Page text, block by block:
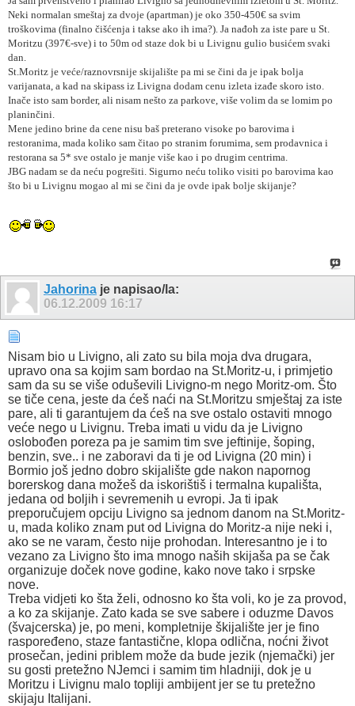
Neki normalan smeštaj za dvoje (apartman) je oko 350-450€ sa svim
troškovima (finalno čišćenja i takse ako ih ima?). Ja nađoh za iste pare u St.
Moritzu (397€-sve) i to 50m od staze dok bi u Livignu gulio busićem svaki
dan.
St.Moritz je veće/raznovrsnije skijalište pa mi se čini da je ipak bolja
varijanata, a kad na skipass iz Livigna dodam cenu izleta izađe skoro isto.
Inače isto sam border, ali nisam nešto za parkove, više volim da se lomim po
planinčini.
Mene jedino brine da cene nisu baš preterano visoke po barovima i
restoranima, mada koliko sam čitao po stranim forumima, sem prodavnica i
restorana sa 5* sve ostalo je manje više kao i po drugim centrima.
JBG nadam se da neću pogrešiti. Sigurno neću toliko visiti po barovima kao
što bi u Livignu mogao al mi se čini da je ovde ipak bolje skijanje?
Jahorina je napisao/la:
06.12.2009 16:17
Nisam bio u Livigno, ali zato su bila moja dva drugara,
upravo ona sa kojim sam bordao na St.Moritz-u, i primjetio
sam da su se više oduševili Livigno-m nego Moritz-om. Što
se tiče cena, jeste da ćeš naći na St.Moritzu smještaj za iste
pare, ali ti garantujem da ćeš na sve ostalo ostaviti mnogo
veće nego u Livignu. Treba imati u vidu da je Livigno
oslobođen poreza pa je samim tim sve jeftinije, šoping,
benzin, sve.. i ne zaboravi da ti je od Livigna (20 min) i
Bormio još jedno dobro skijalište gde nakon napornog
borerskog dana možeš da iskorištiš i termalna kupališta,
jedana od boljih i sevremenih u evropi. Ja ti ipak
preporučujem opciju Livigno sa jednom danom na St.Moritz-
u, mada koliko znam put od Livigna do Moritz-a nije neki i,
ako se ne varam, često nije prohodan. Interesantno je i to
vezano za Livigno što ima mnogo naših skijaša pa se čak
organizuje doček nove godine, kako nove tako i srpske
nove.
Treba vidjeti ko šta želi, odnosno ko šta voli, ko je za provod,
a ko za skijanje. Zato kada se sve sabere i oduzme Davos
(švajcerska) je, po meni, kompletnije škijalište jer je fino
raspoređeno, staze fantastične, klopa odlična, noćni život
prosečan, jedini priblem može da bude jezik (njemački) jer
su gosti pretežno NJemci i samim tim hladniji, dok je u
Moritzu i Livignu malo topliji ambijent jer se tu pretežno
skijaju Italijani.